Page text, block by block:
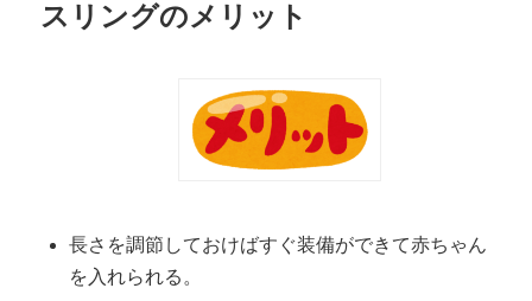
スリングのメリット
長さを調節しておけばすぐ装備ができて赤ちゃん
を入れられる。